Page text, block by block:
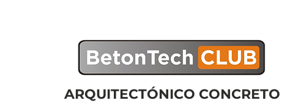
ARQUITECTÓNICO CONCRETO